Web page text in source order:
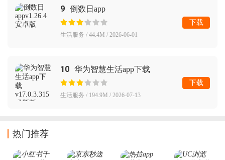
9 倒数日app
生活服务 / 44.4M / 2026-06-01
下载
10 华为智慧生活app下载
生活服务 / 194.9M / 2026-07-13
下载
热门推荐